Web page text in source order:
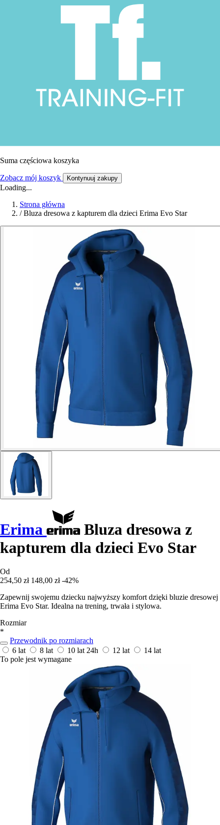
Suma częściowa koszyka
Zobacz mój koszyk Kontynuuj zakupy
Loading...
Strona główna
/ Bluza dresowa z kapturem dla dzieci Erima Evo Star
Erima
Bluza dresowa z
kapturem dla dzieci Evo Star
Od
254,50 zł 148,00 zł -42%
Zapewnij swojemu dziecku najwyższy komfort dzięki bluzie dresowej
Erima Evo Star. Idealna na trening, trwała i stylowa.
Rozmiar
*
Przewodnik po rozmiarach
6 lat
8 lat 10 lat 24h 12 lat
14 lat
To pole jest wymagane